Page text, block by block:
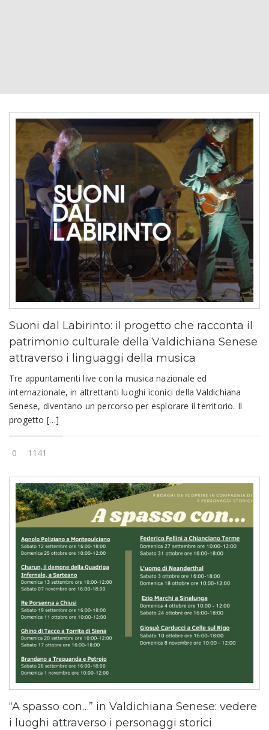
Suoni dal Labirinto: il progetto che racconta il
patrimonio culturale della Valdichiana Senese
attraverso i linguaggi della musica
Tre appuntamenti live con la musica nazionale ed
internazionale, in altrettanti luoghi iconici della Valdichiana
Senese, diventano un percorso per esplorare il territorio. Il
progetto […]
0 1141
“A spasso con…” in Valdichiana Senese: vedere
i luoghi attraverso i personaggi storici